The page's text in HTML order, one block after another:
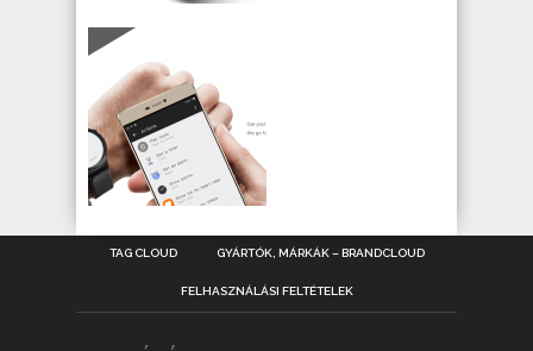
TAG CLOUD GYÁRTÓK, MÁRKÁK – BRANDCLOUD
FELHASZNÁLÁSI FELTÉTELEK